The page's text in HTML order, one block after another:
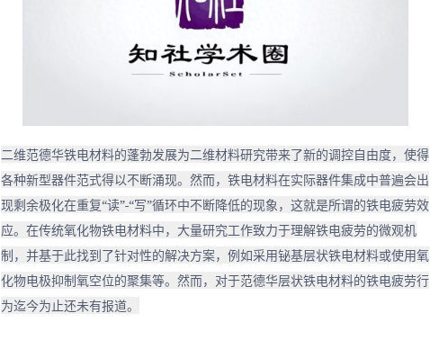
二维范德华铁电材料的蓬勃发展为二维材料研究带来了新的调控自由度，使得
各种新型器件范式得以不断涌现。然而，铁电材料在实际器件集成中普遍会出
现剩余极化在重复“读”-“写”循环中不断降低的现象，这就是所谓的铁电疲劳效
应。在传统氧化物铁电材料中，大量研究工作致力于理解铁电疲劳的微观机
制，并基于此找到了针对性的解决方案，例如采用铋基层状铁电材料或使用氧
化物电极抑制氧空位的聚集等。然而，对于范德华层状铁电材料的铁电疲劳行
为迄今为止还未有报道。